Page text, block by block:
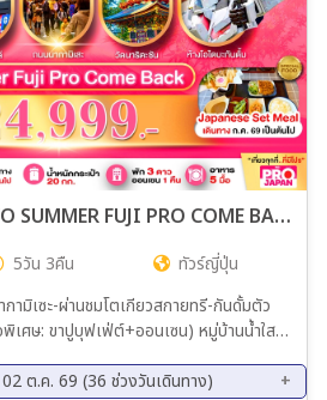
ทัวร์ญี่ปุ่น PRO TOKYO SUMMER FUJI PRO COME BACK FULL DAY 5วัน 3คืน (SL)
5วัน 3คืน
ทัวร์ญี่ปุ่น
ามิเซะ-ผ่านชมโตเกียวสกายทรี-กันดั้มตัว
พิเศษ: ขาปูบุฟเฟ่ต์+ออนเซน) หมู่บ้านน้ำใส
ต-อิออนมอลล์ พิพิธภัณฑ์กลางแจ้ง-สนามบิน
ต.ค. 69 (36 ช่วงวันเดินทาง)